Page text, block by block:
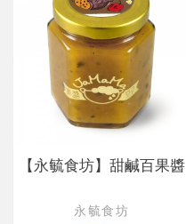
【永毓食坊】甜鹹百果醬
永毓食坊